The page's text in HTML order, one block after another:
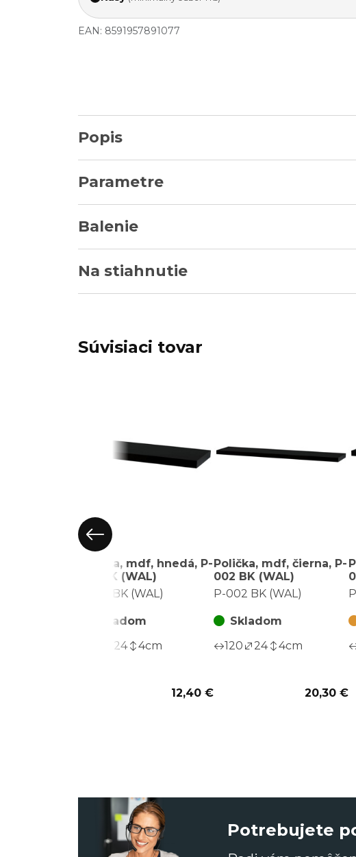
EAN: 8591957891077
Popis
Parametre
Balenie
Na stiahnutie
Súvisiaci tovar
Polička, mdf, hnedá, P-
001 BK (WAL)
P-001 BK (WAL)
Skladom
24 4cm
12,40 €
Polička, mdf, čierna, P-
002 BK (WAL)
P-002 BK (WAL)
Skladom
120
24 4cm
20,30 €
Potrebujete